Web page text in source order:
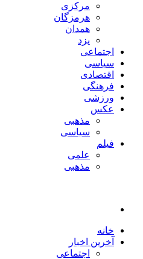
مرکزی
هرمزگان
همدان
یزد
اجتماعی
سیاسی
اقتصادی
فرهنگی
ورزشی
عکس
مذهبی
سیاسی
فیلم
علمی
مذهبی
خانه
آخرین اخبار
اجتماعی